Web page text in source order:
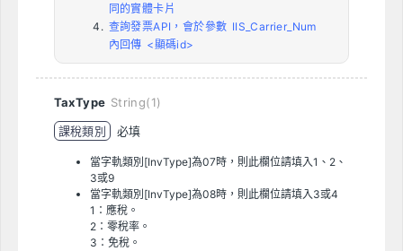
同的實體卡片
查詢發票API，會於參數 IIS_Carrier_Num
內回傳 <顯碼id>
TaxType String(1)
課稅類別
必填
當字軌類別[InvType]為07時，則此欄位請填入1、2、
3或9
當字軌類別[InvType]為08時，則此欄位請填入3或4
1：應稅。
2：零稅率。
3：免稅。